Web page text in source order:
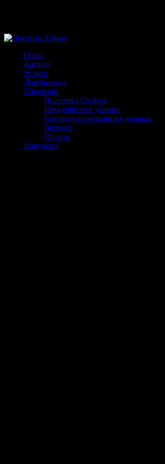
О нас
Каталог
Услуги
Для бизнеса
Клиентам
Политика Cookies
Юридические данные
Согласие на обработку данных
Возврат
Оплата
Контакты